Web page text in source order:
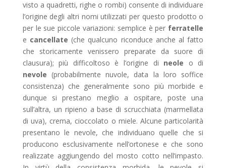
visto a quadretti, righe o rombi) consente di individuare
l’origine degli altri nomi utilizzati per questo prodotto o
per le sue piccole variazioni: semplice è per ferratelle
e cancellate (che qualcuno riconduce anche al fatto
che storicamente venissero preparate da suore di
clausura); più difficoltoso è l’origine di neole o di
nevole (probabilmente nuvole, data la loro soffice
consistenza) che generalmente sono più morbide e
dunque si prestano meglio a ospitare, poste una
sull’altra, un ripieno a base di scrucchiata (marmellata
di uva), crema, cioccolato o miele. Alcune particolarità
presentano le nevole, che individuano quelle che si
producono esclusivamente nell’ortonese e che sono
realizzate aggiungendo del mosto cotto nell’impasto.